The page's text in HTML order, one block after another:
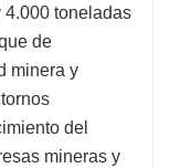
4.000 toneladas
de
minera y
del
mineras y